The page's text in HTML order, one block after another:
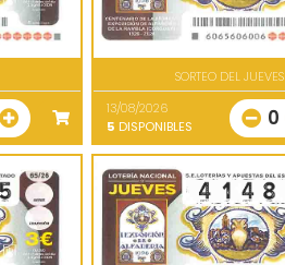
SORTEO DEL JUEVES
13/08/2026
5 DISPONIBLES 0